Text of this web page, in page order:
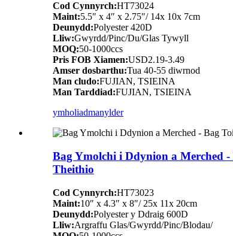
Cod Cynnyrch:HT73024
Maint:5.5″ x 4″ x 2.75″/ 14x 10x 7cm
Deunydd:Polyester 420D
Lliw:Gwyrdd/Pinc/Du/Glas Tywyll
MOQ:50-1000ccs
Pris FOB Xiamen:USD2.19-3.49
Amser dosbarthu:Tua 40-55 diwrnod
Man cludo:FUJIAN, TSIEINA
Man Tarddiad:FUJIAN, TSIEINA
ymholiadmanylder
Bag Ymolchi i Ddynion a Merched
Theithio
Cod Cynnyrch:HT73023
Maint:10″ x 4.3″ x 8″/ 25x 11x 20cm
Deunydd:Polyester y Ddraig 600D
Lliw:Argraffu Glas/Gwyrdd/Pinc/Blodau/